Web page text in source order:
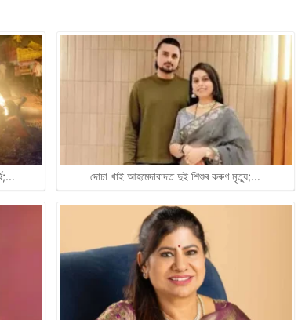
দোচা খাই আহমেদাবাদত দুই শিশুৰ কৰুণ মৃত্যু;…